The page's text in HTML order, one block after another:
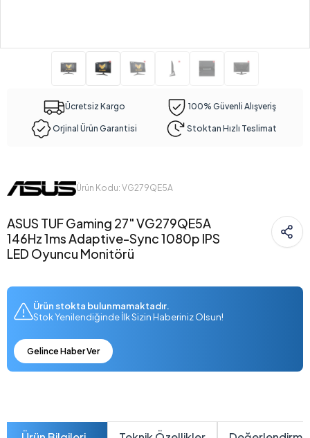
Ücretsiz Kargo 100% Güvenli Alışveriş
Orjinal Ürün Garantisi Stoktan Hızlı Teslimat
Ürün Kodu: VG279QE5A
ASUS TUF Gaming 27" VG279QE5A
146Hz 1ms Adaptive-Sync 1080p IPS
LED Oyuncu Monitörü
Ürün stokta bulunmamaktadır.
Stok Yenilendiğinde İlk Sizin Haberiniz Olsun!
Gelince Haber Ver